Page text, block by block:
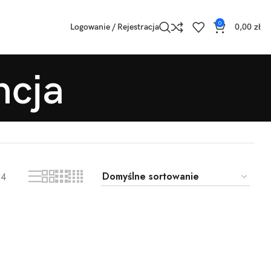
Logowanie / Rejestracja 0 0,00 zł